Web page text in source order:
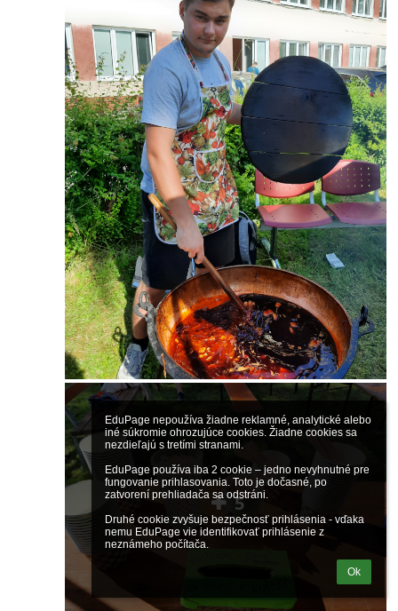
EduPage nepoužíva žiadne reklamné, analytické alebo
iné súkromie ohrozujúce cookies. Žiadne cookies sa
nezdieľajú s tretími stranami.
EduPage používa iba 2 cookie – jedno nevyhnutné pre
fungovanie prihlasovania. Toto je dočasné, po
zatvorení prehliadača sa odstráni.
Druhé cookie zvyšuje bezpečnosť prihlásenia - vďaka
nemu EduPage vie identifikovať prihlásenie z
neznámeho počítača.
Ok
5